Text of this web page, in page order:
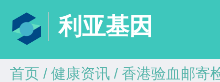
利亚基因
首页 / 健康资讯 / 香港验血邮寄